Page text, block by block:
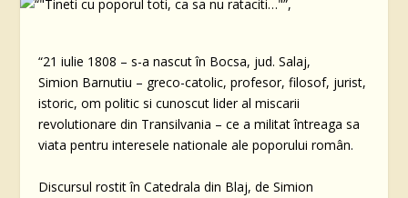
“21 iulie 1808 – s-a nascut în Bocsa, jud. Salaj,
Simion Barnutiu – greco-catolic, profesor, filosof, jurist,
istoric, om politic si cunoscut lider al miscarii
revolutionare din Transilvania – ce a militat întreaga sa
viata pentru interesele nationale ale poporului român.
Discursul rostit în Catedrala din Blaj, de Simion